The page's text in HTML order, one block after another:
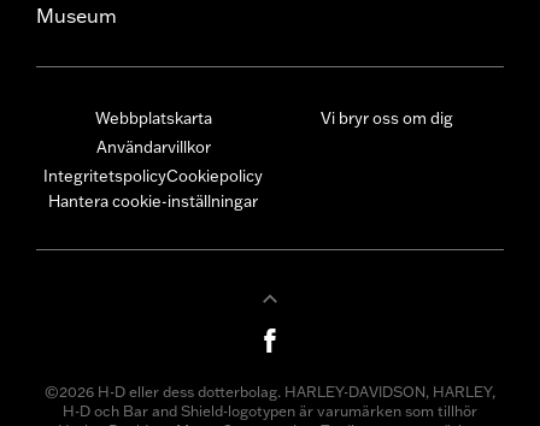
Museum
Webbplatskarta
Användarvillkor
IntegritetspolicyCookiepolicy
Hantera cookie-inställningar
Vi bryr oss om dig
©2026 H-D eller dess dotterbolag. HARLEY-DAVIDSON, HARLEY,
H-D och Bar and Shield-logotypen är varumärken som tillhör